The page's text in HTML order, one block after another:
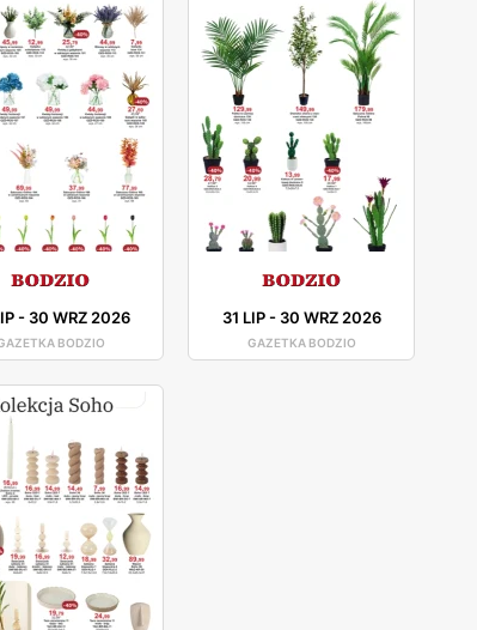
- 30 WRZ 2026
BODZIO
31 LIP- 30 WRZ 2026
GAZETKA BODZIO